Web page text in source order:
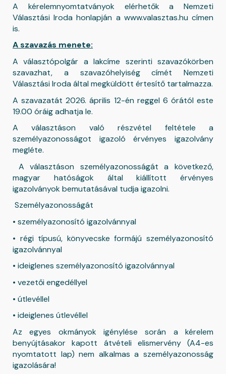
A kérelemnyomtatványok elérhetők a Nemzeti
Választási Iroda honlapján a www.valasztas.hu címen
is.
A szavazás menete:
A választópolgár a lakcíme szerinti szavazókörben
szavazhat, a szavazóhelyiség címét Nemzeti
Választási Iroda által megküldött értesítő tartalmazza.
A szavazatát 2026. április 12-én reggel 6 órától este
19.00 óráig adhatja le.
A választáson való részvétel feltétele a
személyazonosságot igazoló érvényes igazolvány
megléte.
A választáson személyazonosságát a következő,
magyar hatóságok által kiállított érvényes
igazolványok bemutatásával tudja igazolni.
Személyazonosságát
• személyazonosító igazolvánnyal
• régi típusú, könyvecske formájú személyazonosító
igazolvánnyal
• ideiglenes személyazonosító igazolvánnyal
• vezetői engedéllyel
• útlevéllel
• ideiglenes útlevéllel
Az egyes okmányok igénylése során a kérelem
benyújtásakor kapott átvételi elismervény (A4-es
nyomtatott lap) nem alkalmas a személyazonosság
igazolására!